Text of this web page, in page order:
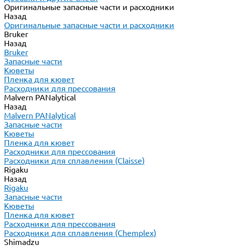
Оригинальные запасные части и расходники
Назад
Оригинальные запасные части и расходники
Bruker
Назад
Bruker
Запасные части
Кюветы
Пленка для кювет
Расходники для прессования
Malvern PANalytical
Назад
Malvern PANalytical
Запасные части
Кюветы
Пленка для кювет
Расходники для прессования
Расходники для сплавления (Claisse)
Rigaku
Назад
Rigaku
Запасные части
Кюветы
Пленка для кювет
Расходники для прессования
Расходники для сплавления (Chemplex)
Shimadzu